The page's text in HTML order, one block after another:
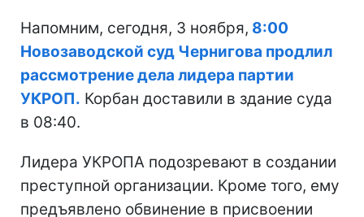
Напомним, сегодня, 3 ноября, 8:00
Новозаводской суд Чернигова продлил
рассмотрение дела лидера партии
УКРОП. Корбан доставили в здание суда
в 08:40.
Лидера УКРОПА подозревают в создании
преступной организации. Кроме того, ему
предъявлено обвинение в присвоении